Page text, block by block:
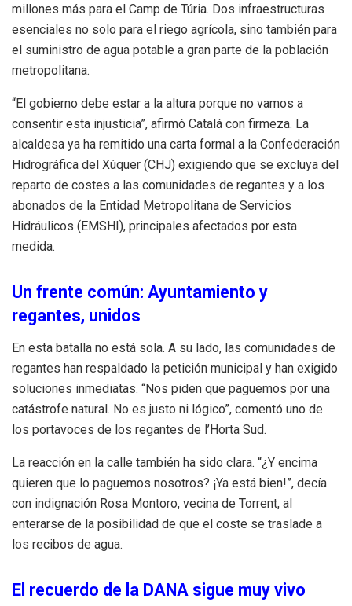
millones más para el Camp de Túria. Dos infraestructuras
esenciales no solo para el riego agrícola, sino también para
el suministro de agua potable a gran parte de la población
metropolitana.
“El gobierno debe estar a la altura porque no vamos a
consentir esta injusticia”, afirmó Catalá con firmeza. La
alcaldesa ya ha remitido una carta formal a la Confederación
Hidrográfica del Xúquer (CHJ) exigiendo que se excluya del
reparto de costes a las comunidades de regantes y a los
abonados de la Entidad Metropolitana de Servicios
Hidráulicos (EMSHI), principales afectados por esta
medida.
Un frente común: Ayuntamiento y
regantes, unidos
En esta batalla no está sola. A su lado, las comunidades de
regantes han respaldado la petición municipal y han exigido
soluciones inmediatas. “Nos piden que paguemos por una
catástrofe natural. No es justo ni lógico”, comentó uno de
los portavoces de los regantes de l’Horta Sud.
La reacción en la calle también ha sido clara. “¿Y encima
quieren que lo paguemos nosotros? ¡Ya está bien!”, decía
con indignación Rosa Montoro, vecina de Torrent, al
enterarse de la posibilidad de que el coste se traslade a
los recibos de agua.
El recuerdo de la DANA sigue muy vivo